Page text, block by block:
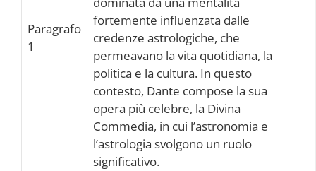
Paragrafo
1
fortemente influenzata dalle
credenze astrologiche, che
permeavano la vita quotidiana, la
politica e la cultura. In questo
contesto, Dante compose la sua
opera più celebre, la Divina
Commedia, in cui l’astronomia e
l’astrologia svolgono un ruolo
significativo.